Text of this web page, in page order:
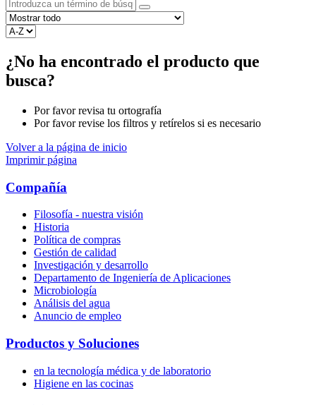
¿No ha encontrado el producto que
busca?
Por favor revisa tu ortografía
Por favor revise los filtros y retírelos si es necesario
Volver a la página de inicio
Imprimir página
Compañía
Filosofía - nuestra visión
Historia
Política de compras
Gestión de calidad
Investigación y desarrollo
Departamento de Ingeniería de Aplicaciones
Microbiología
Análisis del agua
Anuncio de empleo
Productos y Soluciones
en la tecnología médica y de laboratorio
Higiene en las cocinas